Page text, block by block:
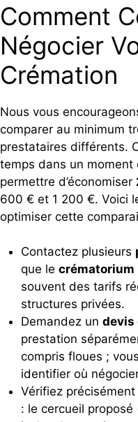
Comment
Négocier
Crémation
Nous vous
comparer au minimum
prestataires différents.
temps dans un
permettre d’économiser
600 € et 1 200 €. Voici
optimiser cette
Contactez plusieurs
que le crématorium
souvent des tarifs
structures privées.
Demandez un devis
prestation
compris floues ;
identifier où
Vérifiez
: le cercueil proposé